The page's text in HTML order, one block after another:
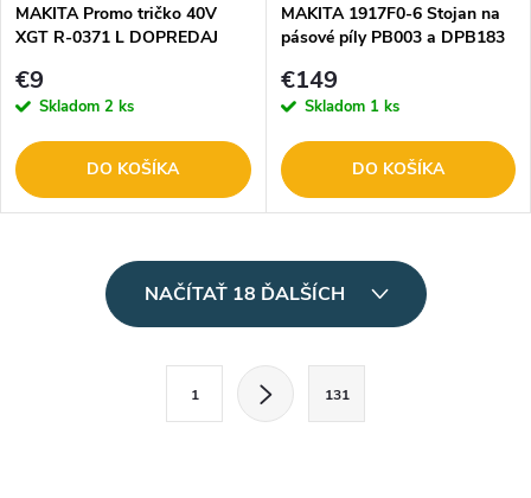
MAKITA Promo tričko 40V
XGT R-0371 L DOPREDAJ
€9
Skladom 2 ks
DO KOŠÍKA
MAKITA 1917F0-6 Stojan na
pásové píly PB003 a DPB183
€149
Skladom 1 ks
DO KOŠÍKA
NAČÍTAŤ 18 ĎALŠÍCH
1 131